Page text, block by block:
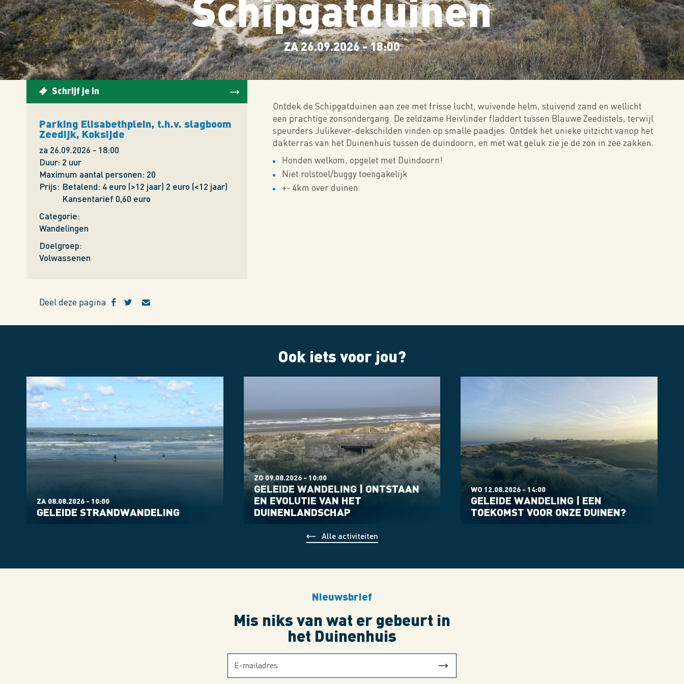
ZA 26.09.2026 - 18:00
Schrijf je in
Parking Elisabethplein, t.h.v. slagboom
Zeedijk, Koksijde
za 26.09.2026 - 18:00
Duur 2 uur
Maximum aantal personen 20
Prijs
Betalend: 4 euro (>12 jaar) 2 euro (<12 jaar)
Kansentarief 0,60 euro
Categorie
Wandelingen
Doelgroep
Volwassenen
Deel deze pagina
Ontdek de Schipgatduinen aan zee met frisse lucht, wuivende helm, stuivend zand en wellicht
een prachtige zonsondergang. De zeldzame Heivlinder fladdert tussen Blauwe Zeedistels, terwijl
speurders Julikever-dekschilden vinden op smalle paadjes. Ontdek het unieke uitzicht vanop het
dakterras van het Duinenhuis tussen de duindoorn, en met wat geluk zie je de zon in zee zakken.
Honden welkom, opgelet met Duindoorn!
Niet rolstoel/buggy toengakelijk
+- 4km over duinen
Ook iets voor jou?
ZA 08.08.2026 - 10:00
GELEIDE STRANDWANDELING
ZO 09.08.2026 - 10:00
GELEIDE WANDELING | ONTSTAAN
EN EVOLUTIE VAN HET
DUINENLANDSCHAP
WO 12.08.2026 - 14:00
GELEIDE WANDELING | EEN
TOEKOMST VOOR ONZE DUINEN?
Alle activiteiten
Nieuwsbrief
Mis niks van wat er gebeurt in
het Duinenhuis